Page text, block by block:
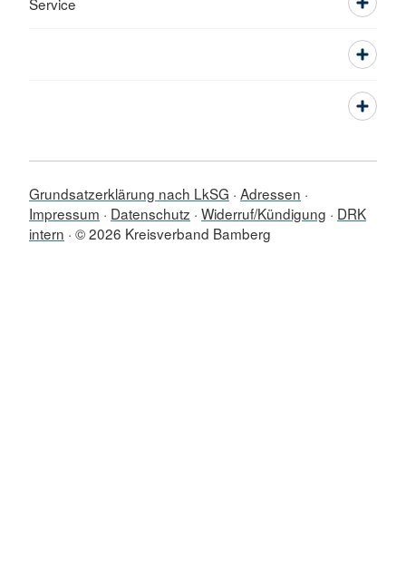
Grundsatzerklärung nach LkSG Adressen
Impressum
Datenschutz Widerruf/Kündigung
DRK
intern © 2026 Kreisverband Bamberg